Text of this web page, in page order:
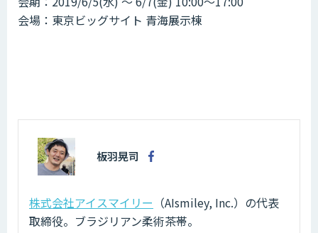
会場：東京ビッグサイト 青海展示棟
板羽晃司
株式会社アイスマイリー （AIsmiley, Inc.）の代表
取締役。ブラジリアン柔術茶帯。